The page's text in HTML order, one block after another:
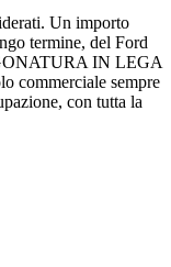
Un importo
termine, del Ford
IN LEGA
commerciale sempre
con tutta la